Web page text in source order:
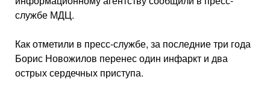
службе МДЦ.
Как отметили в пресс-службе, за последние три года
Борис Новожилов перенес один инфаркт и два
острых сердечных приступа.